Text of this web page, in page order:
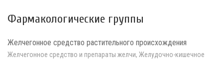
Фармакологические группы
Желчегонное средство растительного происхождения
Желчегонное средство и препараты желчи, Желудочно-кишечное